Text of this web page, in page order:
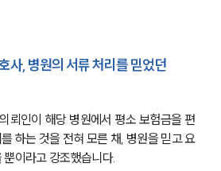
사, 병원의 서류 처리를 믿었던
뢰인이 해당 병원에서 평소 보험금을 편
하는 것을 전혀 모른 채, 병원을 믿고 요
이라고 강조했습니다.